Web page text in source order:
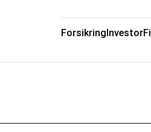
ForsikringInvestor